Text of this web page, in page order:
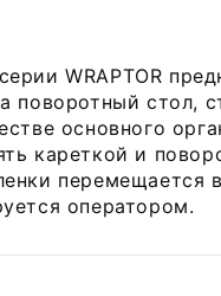
WRAPTOR
поворотный стол,
основного
кареткой и
перемещается
оператором.